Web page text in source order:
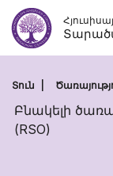
Անցնել
Տուն
Բնակելի
(RSO)